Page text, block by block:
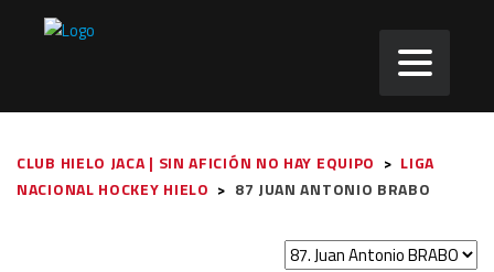
CLUB HIELO JACA | SIN AFICIÓN NO HAY EQUIPO > LIGA
NACIONAL HOCKEY HIELO > 87 JUAN ANTONIO BRABO